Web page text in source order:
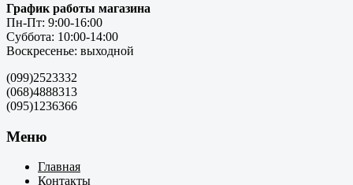
График работы магазина
Пн-Пт: 9:00-16:00
Суббота: 10:00-14:00
Воскресенье: выходной
(099)2523332
(068)4888313
(095)1236366
Меню
Главная
Контакты